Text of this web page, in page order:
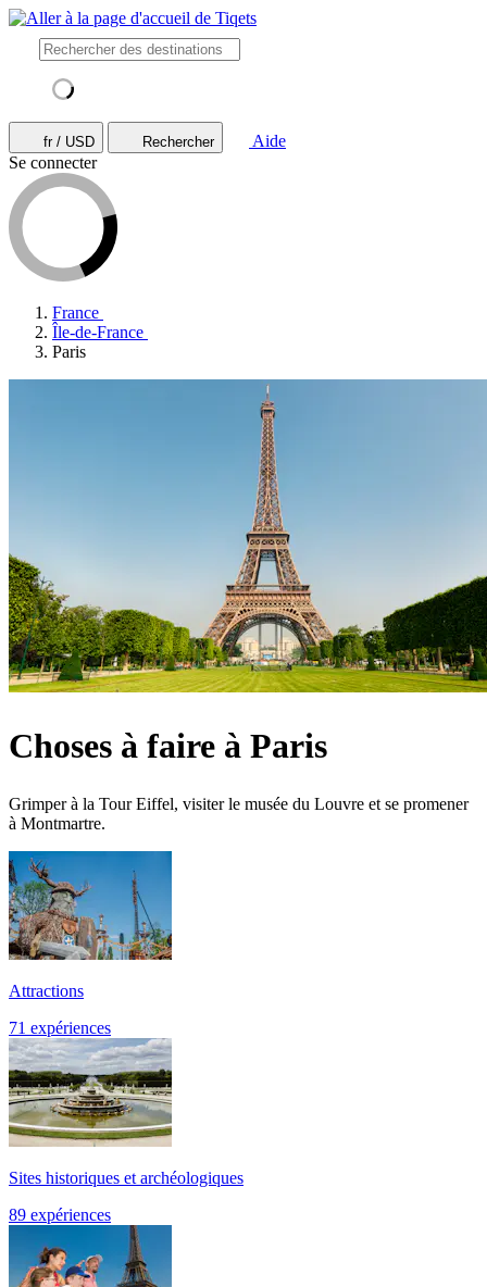
fr / USD Rechercher
Aide
Se connecter
France
Île-de-France
Paris
Choses à faire à Paris
Grimper à la Tour Eiffel, visiter le musée du Louvre et se promener
à Montmartre.
Attractions
71 expériences
Sites historiques et archéologiques
89 expériences